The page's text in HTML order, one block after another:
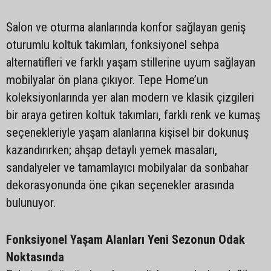
Salon ve oturma alanlarında konfor sağlayan geniş
oturumlu koltuk takımları, fonksiyonel sehpa
alternatifleri ve farklı yaşam stillerine uyum sağlayan
mobilyalar ön plana çıkıyor. Tepe Home’un
koleksiyonlarında yer alan modern ve klasik çizgileri
bir araya getiren koltuk takımları, farklı renk ve kumaş
seçenekleriyle yaşam alanlarına kişisel bir dokunuş
kazandırırken; ahşap detaylı yemek masaları,
sandalyeler ve tamamlayıcı mobilyalar da sonbahar
dekorasyonunda öne çıkan seçenekler arasında
bulunuyor.
Fonksiyonel Yaşam Alanları Yeni Sezonun Odak
Noktasında